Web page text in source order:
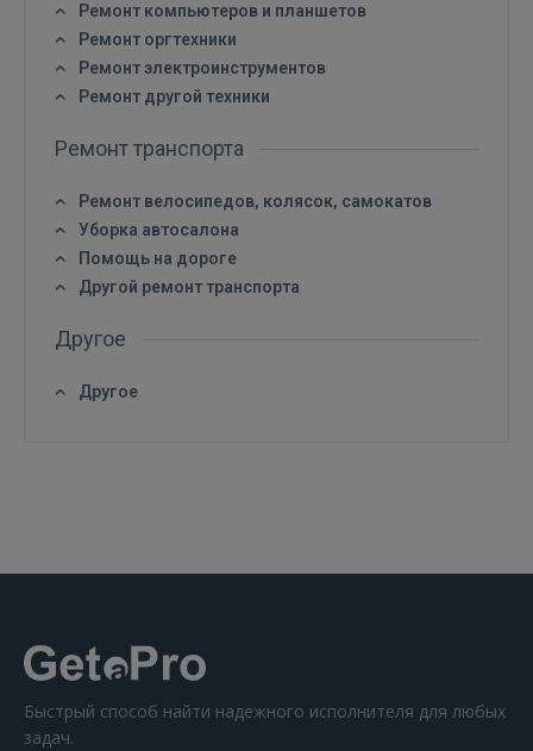
Ремонт компьютеров и планшетов
Ремонт оргтехники
Ремонт электроинструментов
Ремонт другой техники
Ремонт транспорта
Ремонт велосипедов, колясок, самокатов
Уборка автосалона
Помощь на дороге
Другой ремонт транспорта
Другое
Другое
Быстрый способ найти надежного исполнителя для любых
задач.